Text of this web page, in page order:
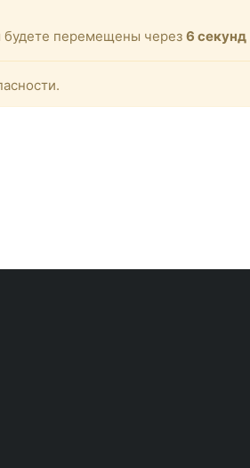
будете перемещены через 6 секунд